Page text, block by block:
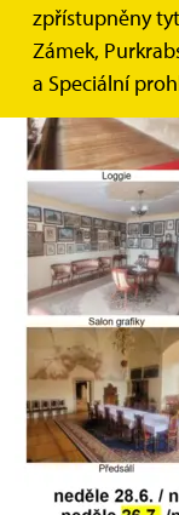
zpřístupněny
Zámek,
a Speciální